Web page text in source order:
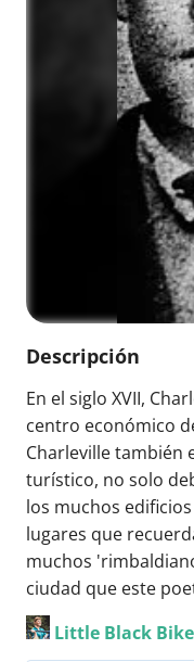
Descripción
En el siglo XVII,
centro económico
Charleville también
turístico, no solo
los muchos
lugares que
muchos
ciudad que este
Little Black Bike